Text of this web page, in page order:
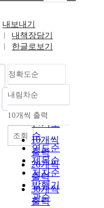
내보내기
내책장담기
한글로보기
정확도순
정확도
순
인기도
순
연도순
제목순
저자순
발행기
관순
내림차순
내림차순
10개씩 출력
10개씩
출력
20개씩
출력
30개씩
출력
조회